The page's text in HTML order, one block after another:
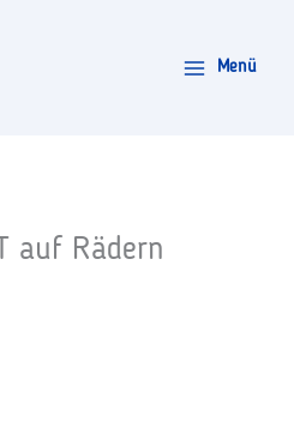
Menü
auf Rädern